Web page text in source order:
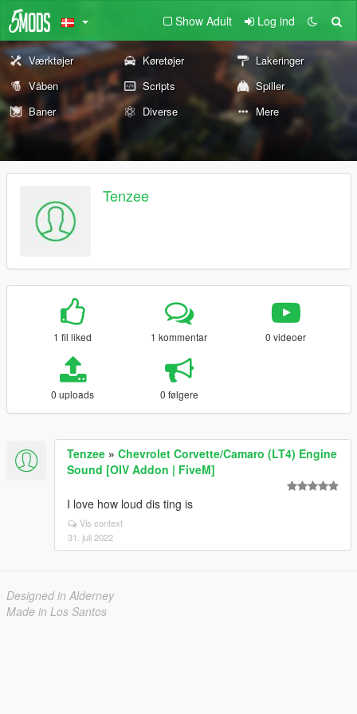
Show Adult Log ind
Værktøjer Køretøjer
Lakeringer
Våben
Scripts
Spiller
Baner
Diverse Mere
Tenzee
1 fil liked 1 kommentar 0 videoer
0 uploads 0 følgere
Tenzee » Chevrolet Corvette/Camaro (LT4) Engine
Sound [OIV Addon | FiveM]
I love how loud dis ting is
Vis context
31. juli 2022
Designed in Alderney
Made in Los Santos